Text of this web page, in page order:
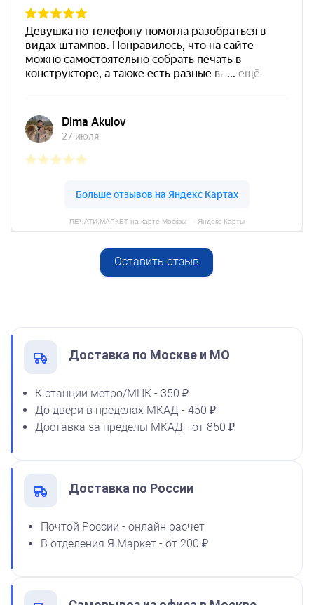
от 600
Печать ООО № Р180
Заказать
Печать ООО № Р4
1800
Спиртовая краска NORIS
Спиртовая краска NORIS
Спиртовая краска NORIS
флюоресцентная 25 мл
1100
ПЕЧАТИ.МАРКЕТ на карте Москвы — Яндекс Карты
Оставить отзыв
Доставка по Москве и МО
К станции метро/МЦК - 350 ₽
До двери в пределах МКАД - 450 ₽
Доставка за пределы МКАД - от 850 ₽
Доставка по России
Почтой России - онлайн расчет
В отделения Я.Маркет - от 200 ₽